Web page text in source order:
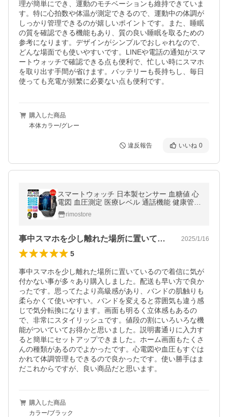
理が簡単にでき、運動のモチベーションも維持できていま
す。特に心拍数や体温が測定できるので、運動中の体調が
しっかり管理できるのが嬉しいポイントです。また、睡眠
の質を確認できる機能もあり、質の良い睡眠を取るための
参考になります。デザインがシンプルでおしゃれなので、
どんな場面でも使いやすいです。LINEや電話の通知がスマ
ートウォッチで確認できる点も便利で、忙しい時にスマホ
を取り出す手間が省けます。バッテリーも長持ちし、毎日
使っても充電が頻繁に必要ない点も便利です。
購入した商品
本体カラー/グレー
違反報告 いいね 0
スマートウォッチ 日本製センサー 血糖値 心
電図 血圧測定 医療レベル 通話機能 健康管理
血中酸素 心拍数 体温 歩数計 SOS緊急呼び
出し 睡眠監測 呼吸率 父の日
rimostore
事中スマホを少し離れた場所に置いている… 2025/1/16
5
事中スマホを少し離れた場所に置いているので着信に気が
付かない事が多々あり購入しました。配送も早い方で良か
ったです。思ってたより高級感があり、バンドの肌触りも
柔らかくて使いやすい。バンドを変えると雰囲気も違う感
じで気分転換になります。画面も明るく立体感もあるの
で、非常にスタイリッシュです。値段の割にいろいろな機
能がついていてお得かと思いました。説明書通りに入力す
ると簡単にセットアップできました。ホーム画面もたくさ
んの種類があるのでよかったです。心電図や血圧もすぐは
かれて体調管理もできるので良かったです。使い勝手はま
だこれからですが、良い商品だと思います。
購入した商品
カラー/ブラック